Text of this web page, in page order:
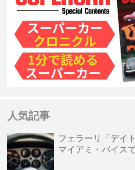
人気記事
フェラーリ「デイ
マイアミ・バイス